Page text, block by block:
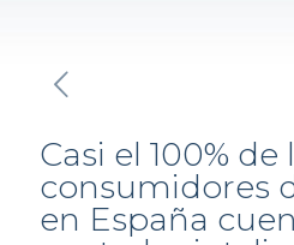
Casi el 100% de
consumidores
en España